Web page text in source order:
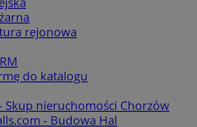
rejonowa
do katalogu
Skup nieruchomości Chorzów
- Budowa Hal